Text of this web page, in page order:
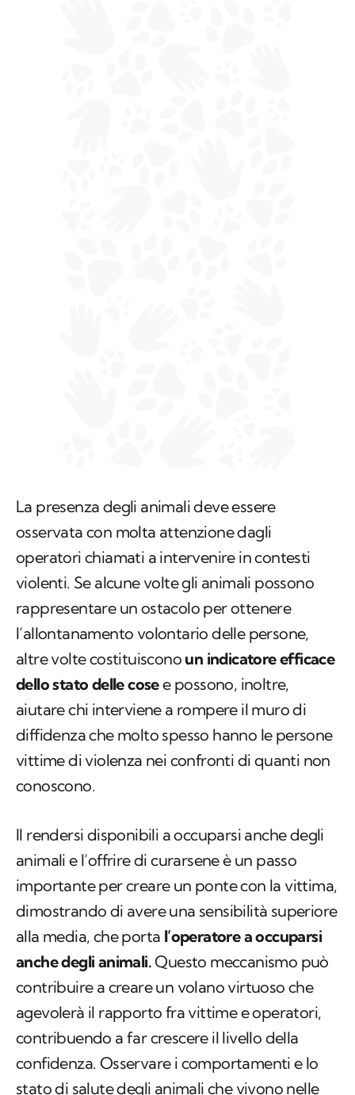
La presenza degli animali deve essere
osservata con molta attenzione dagli
operatori chiamati a intervenire in contesti
violenti. Se alcune volte gli animali possono
rappresentare un ostacolo per ottenere
l’allontanamento volontario delle persone,
altre volte costituiscono un indicatore efficace
dello stato delle cosee possono, inoltre,
aiutare chi interviene a rompere il muro di
diffidenza che molto spesso hanno le persone
vittime di violenza nei confronti di quanti non
conoscono.
Il rendersi disponibili a occuparsi anche degli
animali e l’offrire di curarsene è un passo
importante per creare un ponte con la vittima,
dimostrando di avere una sensibilità superiore
alla media, che porta l’operatore a occuparsi
anche degli animali.Questo meccanismo può
contribuire a creare un volano virtuoso che
agevolerà il rapporto fra vittime e operatori,
contribuendo a far crescere il livello della
confidenza. Osservare i comportamenti e lo
stato di salute degli animali che vivono nelle